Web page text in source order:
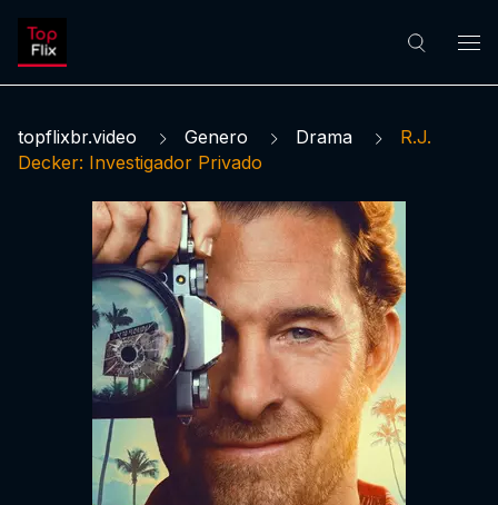
topflixbr.video Genero Drama
R.J.
Decker: Investigador Privado